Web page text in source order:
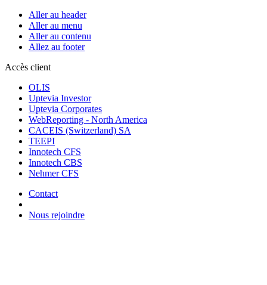
Aller au header
Aller au menu
Aller au contenu
Allez au footer
Accès client
OLIS
Uptevia Investor
Uptevia Corporates
WebReporting - North America
CACEIS (Switzerland) SA
TEEPI
Innotech CFS
Innotech CBS
Nehmer CFS
Contact
Nous rejoindre